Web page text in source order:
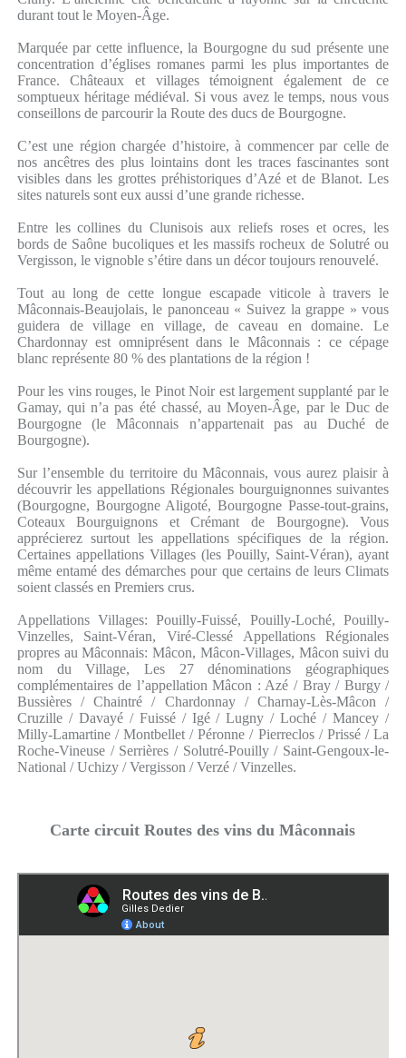
durant tout le Moyen-Âge.
Marquée par cette influence, la Bourgogne du sud présente une
concentration d’églises romanes parmi les plus importantes de
France. Châteaux et villages témoignent également de ce
somptueux héritage médiéval. Si vous avez le temps, nous vous
conseillons de parcourir la Route des ducs de Bourgogne.
C’est une région chargée d’histoire, à commencer par celle de
nos ancêtres des plus lointains dont les traces fascinantes sont
visibles dans les grottes préhistoriques d’Azé et de Blanot. Les
sites naturels sont eux aussi d’une grande richesse.
Entre les collines du Clunisois aux reliefs roses et ocres, les
bords de Saône bucoliques et les massifs rocheux de Solutré ou
Vergisson, le vignoble s’étire dans un décor toujours renouvelé.
Tout au long de cette longue escapade viticole à travers le
Mâconnais-Beaujolais, le panonceau « Suivez la grappe » vous
guidera de village en village, de caveau en domaine. Le
Chardonnay est omniprésent dans le Mâconnais : ce cépage
blanc représente 80 % des plantations de la région !
Pour les vins rouges, le Pinot Noir est largement supplanté par le
Gamay, qui n’a pas été chassé, au Moyen-Âge, par le Duc de
Bourgogne (le Mâconnais n’appartenait pas au Duché de
Bourgogne).
Sur l’ensemble du territoire du Mâconnais, vous aurez plaisir à
découvrir les appellations Régionales bourguignonnes suivantes
(Bourgogne, Bourgogne Aligoté, Bourgogne Passe-tout-grains,
Coteaux Bourguignons et Crémant de Bourgogne). Vous
apprécierez surtout les appellations spécifiques de la région.
Certaines appellations Villages (les Pouilly, Saint-Véran), ayant
même entamé des démarches pour que certains de leurs Climats
soient classés en Premiers crus.
Appellations Villages: Pouilly-Fuissé, Pouilly-Loché, Pouilly-
Vinzelles, Saint-Véran, Viré-Clessé Appellations Régionales
propres au Mâconnais: Mâcon, Mâcon-Villages, Mâcon suivi du
nom du Village, Les 27 dénominations géographiques
complémentaires de l’appellation Mâcon : Azé / Bray / Burgy /
Bussières / Chaintré / Chardonnay / Charnay-Lès-Mâcon /
Cruzille / Davayé / Fuissé / Igé / Lugny / Loché / Mancey /
Milly-Lamartine / Montbellet / Péronne / Pierreclos / Prissé / La
Roche-Vineuse / Serrières / Solutré-Pouilly / Saint-Gengoux-le-
National / Uchizy / Vergisson / Verzé / Vinzelles.
Carte circuit Routes des vins du Mâconnais